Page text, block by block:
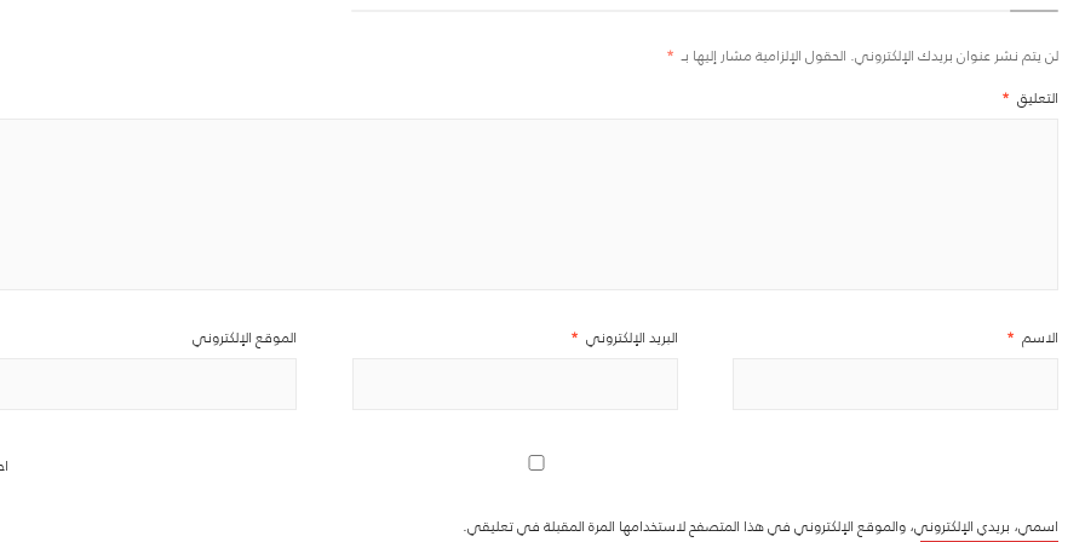
لن يتم نشر عنوان بريدك الإلكتروني. الحقول الإلزامية مشار إليها بـ *
التعليق *
الاسم * البريد الإلكتروني * الموقع الإلكتروني
اسمي، بريدي الإلكتروني، والموقع الإلكتروني في هذا المتصفح لاستخدامها المرة المقبلة في تعليقي.